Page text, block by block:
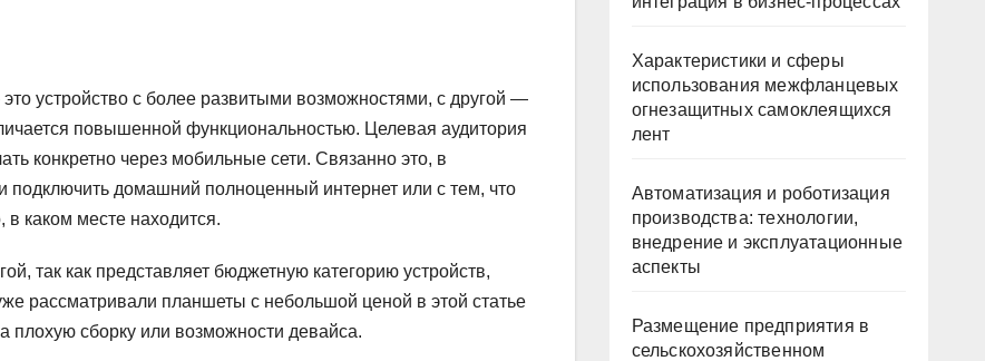
устройство с более развитыми возможностями, с другой —
повышенной функциональностью. Целевая аудитория
конкретно через мобильные сети. Связанно это, в
подключить домашний полноценный интернет или с тем, что
в каком месте находится.
так как представляет бюджетную категорию устройств,
рассматривали планшеты с небольшой ценой в этой статье
плохую сборку или возможности девайса.
Характеристики и сферы
использования межфланцевых
огнезащитных самоклеящихся
лент
Автоматизация и роботизация
производства: технологии,
внедрение и эксплуатационные
аспекты
Размещение предприятия в
сельскохозяйственном